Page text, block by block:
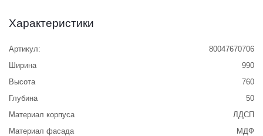
Характеристики
Артикул:
80047670706
Ширина
990
Высота
760
Глубина
50
Материал корпуса
ЛДСП
Материал фасада
МДФ